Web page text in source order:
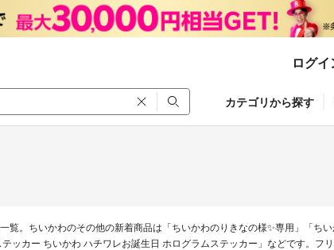
ログイ
カテゴリから探す
覧。ちいかわのその他の新着商品は「ちいかわのりきなの様✨専用」「ち
ッカー ちいかわ ハチワレお誕生日 ホログラムステッカー」などです。フ